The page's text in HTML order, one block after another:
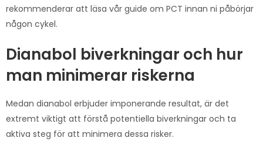
rekommenderar att läsa vår guide om PCT innan ni påbörjar
någon cykel.
Dianabol biverkningar och hur
man minimerar riskerna
Medan dianabol erbjuder imponerande resultat, är det
extremt viktigt att förstå potentiella biverkningar och ta
aktiva steg för att minimera dessa risker.